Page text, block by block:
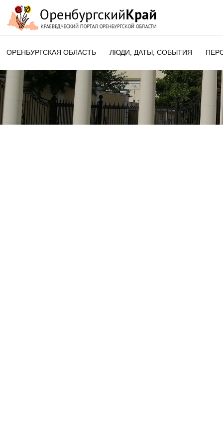
ОРЕНБУРГСКАЯ ОБЛАСТЬ ЛЮДИ, ДАТЫ, CОБЫТИЯ
ЭТОТ ДЕНЬ В ИСТОРИИ
ОРЕНБУРГСКОГО КРАЯ
ПАМЯТНЫЕ ДАТЫ
ОБЛАСТИ